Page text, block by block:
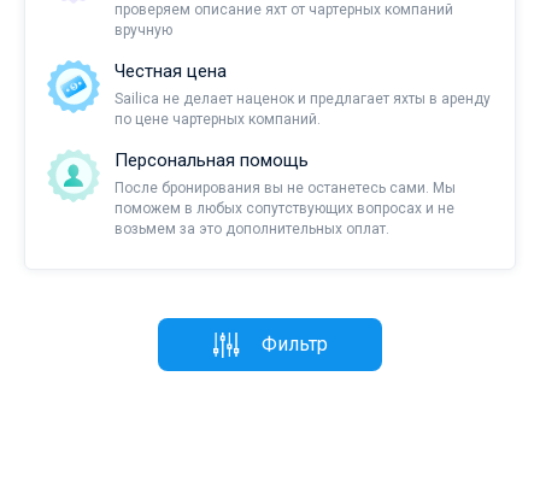
проверяем описание яхт от чартерных компаний
вручную
Честная цена
Sailica не делает наценок и предлагает яхты в аренду
по цене чартерных компаний.
Персональная помощь
После бронирования вы не останетесь сами. Мы
поможем в любых сопутствующих вопросах и не
возьмем за это дополнительных оплат.
Фильтр